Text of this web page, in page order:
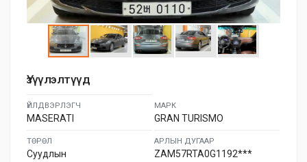
Үзүүлэлтүүд
ҮЙЛДВЭРЛЭГЧ
MASERATI
МАРК
GRAN TURISMO
ТӨРӨЛ
Суудлын
АРЛЫН ДУГААР
ZAM57RTA0G1192***